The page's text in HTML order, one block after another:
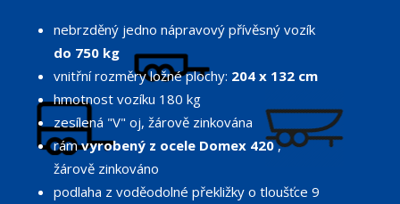
nebrzděný jedno nápravový přívěsný vozík
do 750 kg
vnitřní rozměry ložné plochy: 204 x 132 cm
hmotnost vozíku 180 kg
zesílená "V" oj, žárově zinkována
rámvyrobený z ocele Domex 420,
žárově zinkováno
podlaha z voděodolné překližky o tloušťce 9